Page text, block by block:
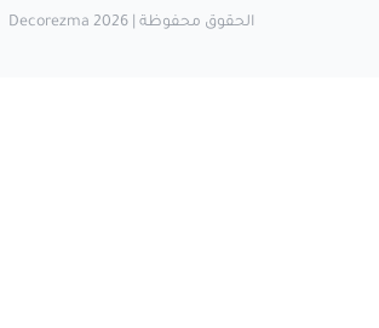
الحقوق محفوظة | 2026 Decorezma